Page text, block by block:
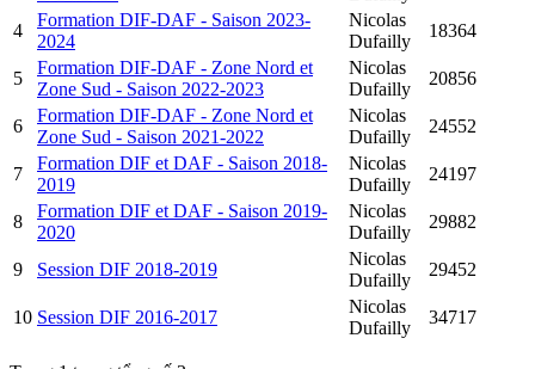
4
Formation DIF-DAF - Saison 2023-
2024
Nicolas
Dufailly
18364
5
Formation DIF-DAF - Zone Nord et
Zone Sud - Saison 2022-2023
Nicolas
Dufailly
20856
6
Formation DIF-DAF - Zone Nord et
Zone Sud - Saison 2021-2022
Nicolas
Dufailly
24552
7
Formation DIF et DAF - Saison 2018-
2019
Nicolas
Dufailly
24197
8
Formation DIF et DAF - Saison 2019-
2020
Nicolas
Dufailly
29882
9 Session DIF 2018-2019
Nicolas
Dufailly
29452
10 Session DIF 2016-2017
Nicolas
Dufailly
34717